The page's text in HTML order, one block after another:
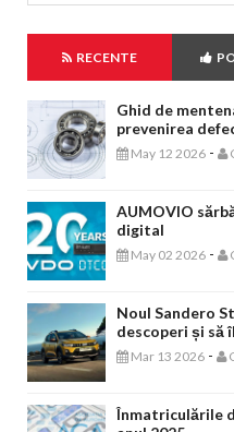
RECENTE
Ghid de
prevenirea
May 12 2026 -
AUMOVIO
digital
May 02 2026 -
Noul Sandero
descoperi și să
Mar 13 2026 -
Înmatriculările